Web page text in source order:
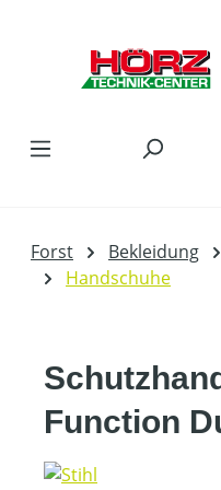
Forst Bekleidung
Handschuhe
Function